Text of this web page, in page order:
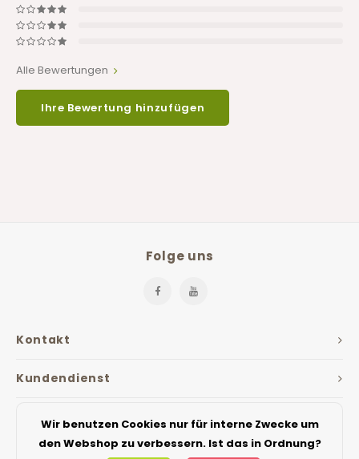
Alle Bewertungen
Ihre Bewertung hinzufügen
Kontakt
Folge uns
Kundendienst
Mein Konto
Wir benutzen Cookies nur für interne Zwecke um
den Webshop zu verbessern. Ist das in Ordnung?